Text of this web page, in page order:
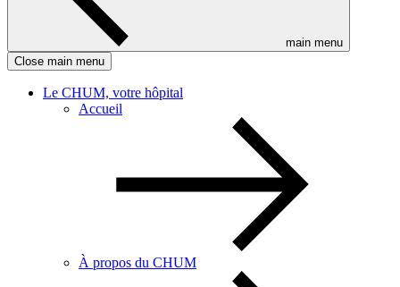
main menu
Close main menu
Le CHUM, votre hôpital
Accueil
À propos du CHUM